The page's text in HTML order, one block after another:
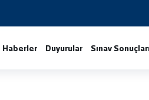
Haberler Duyurular